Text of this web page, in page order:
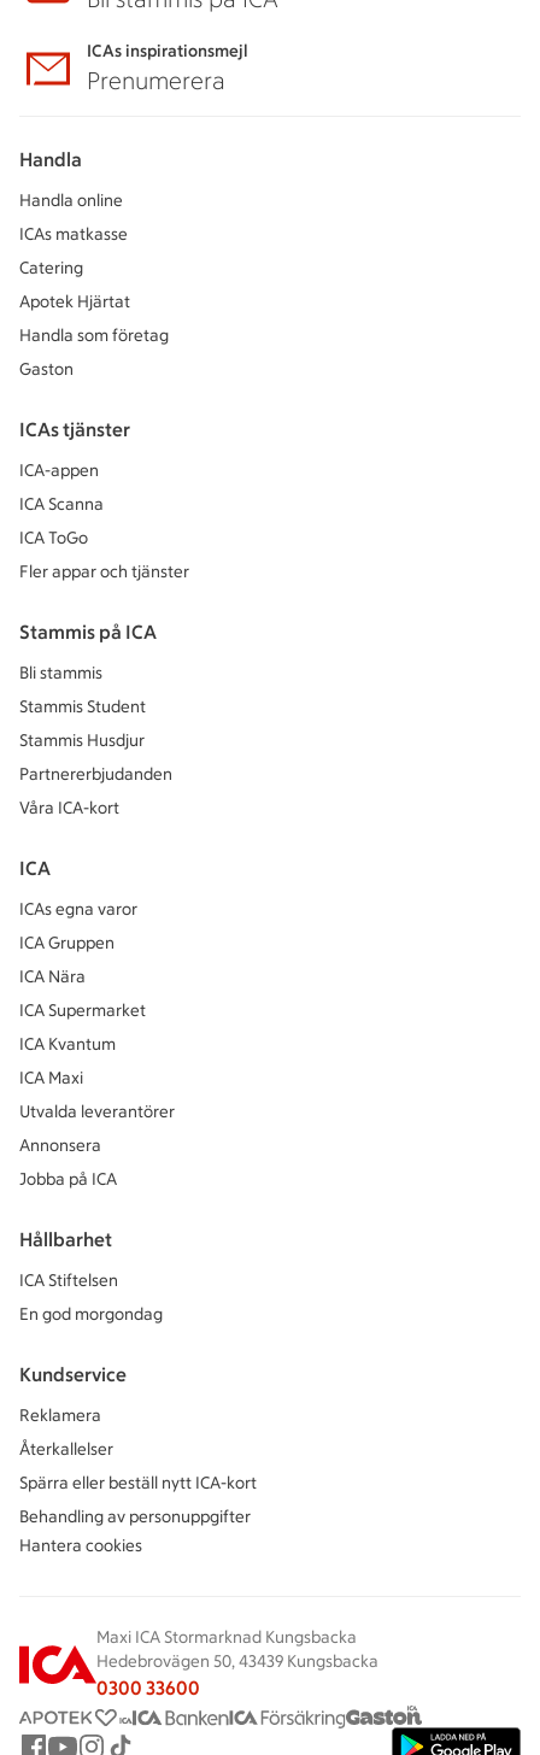
ICAs inspirationsmejl
Prenumerera
Handla
Handla online
ICAs matkasse
Catering
Apotek Hjärtat
Handla som företag
Gaston
ICAs tjänster
ICA-appen
ICA Scanna
ICA ToGo
Fler appar och tjänster
Stammis på ICA
Bli stammis
Stammis Student
Stammis Husdjur
Partnererbjudanden
Våra ICA-kort
ICA
ICAs egna varor
ICA Gruppen
ICA Nära
ICA Supermarket
ICA Kvantum
ICA Maxi
Utvalda leverantörer
Annonsera
Jobba på ICA
Hållbarhet
ICA Stiftelsen
En god morgondag
Kundservice
Reklamera
Återkallelser
Spärra eller beställ nytt ICA-kort
Behandling av personuppgifter
Hantera cookies
Maxi ICA Stormarknad Kungsbacka
Hedebrovägen 50, 43439 Kungsbacka
0300 33600